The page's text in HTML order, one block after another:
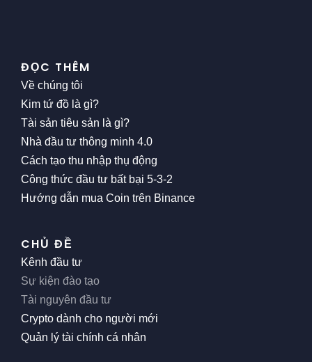
ĐỌC THÊM
Về chúng tôi
Kim tứ đồ là gì?
Tài sản tiêu sản là gì?
Nhà đầu tư thông minh 4.0
Cách tạo thu nhập thụ động
Công thức đầu tư bất bại 5-3-2
Hướng dẫn mua Coin trên Binance
CHỦ ĐỀ
Kênh đầu tư
Sự kiện đào tạo
Tài nguyên đầu tư
Crypto dành cho người mới
Quản lý tài chính cá nhân